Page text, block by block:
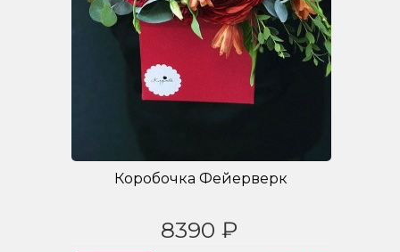
Коробочка Фейерверк
8390 ₽